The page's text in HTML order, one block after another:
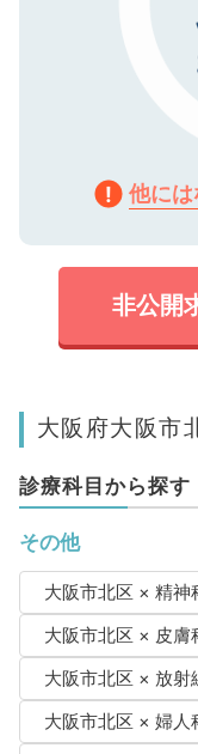
他に
非公開
大阪府大阪市
診療科目から探す
その他
大阪市北区 × 精神
大阪市北区 × 皮膚
大阪市北区 × 放射
大阪市北区 × 婦人